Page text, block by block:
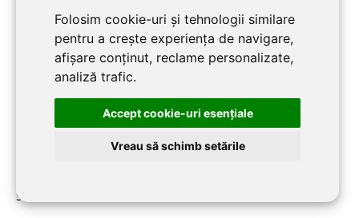
Folosim cookie-uri și tehnologii similare
pentru a crește experiența de navigare,
afișare conținut, reclame personalizate,
analiză trafic.
Accept cookie-uri esenţiale
Vreau să schimb setările
Contact redacția CLUJ CONSTRUCT
BLOG CLUJ CONSTRUCT:
Sfaturi Utile